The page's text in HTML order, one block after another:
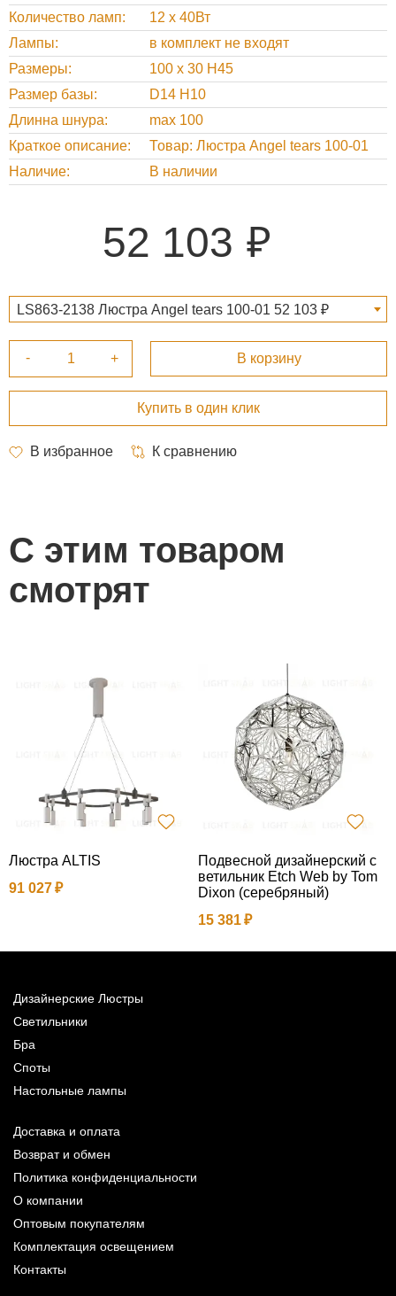
Количество ламп
12 x 40Вт
Лампы
в комплект не входят
Размеры
100 x 30 H45
Размер базы
D14 H10
Длинна шнура
max 100
Краткое описание
Товар: Люстра Angel tears 100-01
Наличие
В наличии
52 103
LS863-2138 Люстра Angel tears 100-01 52 103 ₽
С этим товаром
смотрят
Люстра ALTIS
91 027
Подвесной дизайнерский с
ветильник Etch Web by Tom
Dixon (серебряный)
15 381
Дизайнерские Люстры
Светильники
Бра
Споты
Настольные лампы
Доставка и оплата
Возврат и обмен
Политика конфиденциальности
О компании
Оптовым покупателям
Комплектация освещением
Контакты